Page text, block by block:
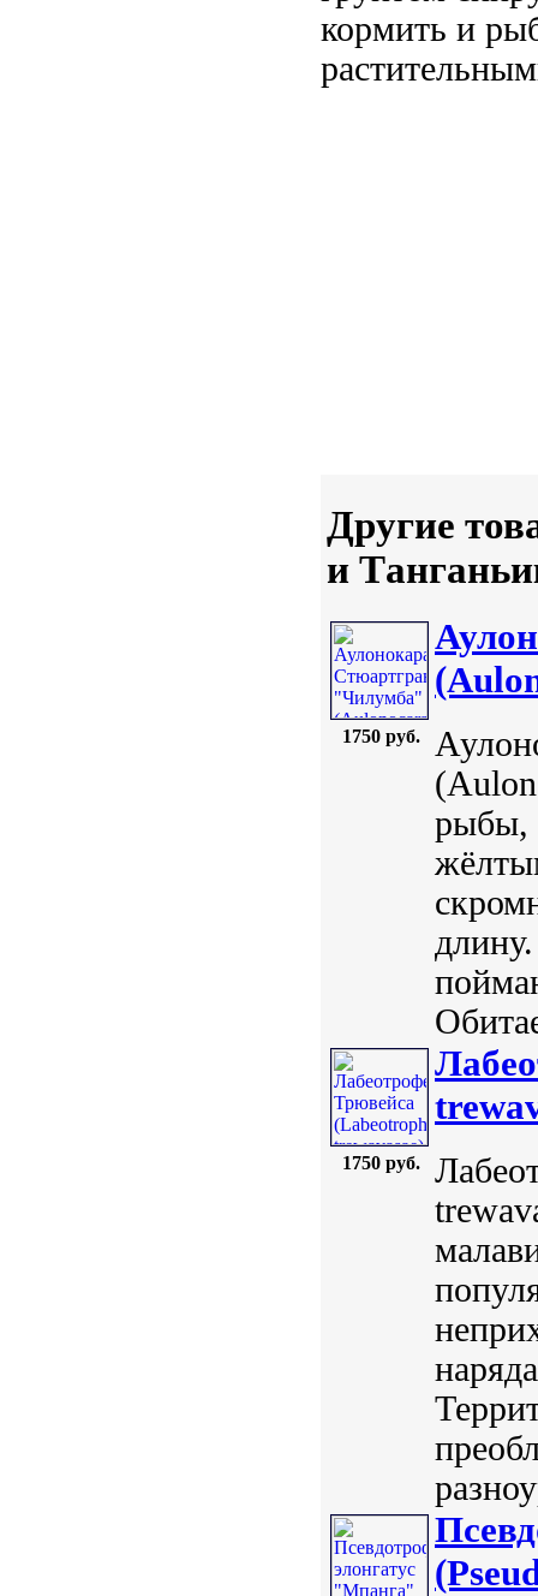
кормить и
Другие
и
1750 руб.
рыбы,
1750 руб.